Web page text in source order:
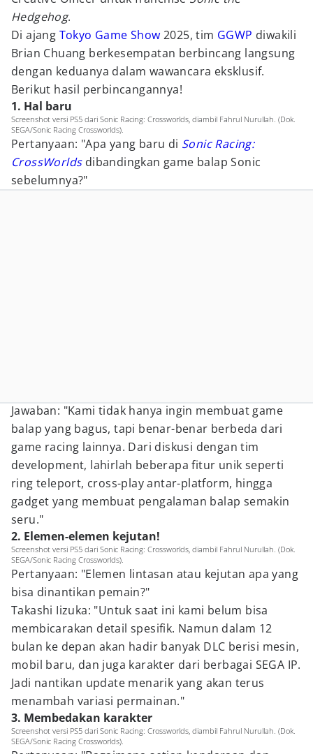
Hedgehog.
Di ajang Tokyo Game Show 2025, tim GGWP diwakili
Brian Chuang berkesempatan berbincang langsung
dengan keduanya dalam wawancara eksklusif.
Berikut hasil perbincangannya!
1. Hal baru
Screenshot versi PS5 dari Sonic Racing: Crossworlds, diambil Fahrul Nurullah. (Dok.
SEGA/Sonic Racing Crossworlds).
Pertanyaan: "Apa yang baru di Sonic Racing:
CrossWorldsdibandingkan game balap Sonic
sebelumnya?"
Jawaban: "Kami tidak hanya ingin membuat game
balap yang bagus, tapi benar-benar berbeda dari
game racing lainnya. Dari diskusi dengan tim
development, lahirlah beberapa fitur unik seperti
ring teleport, cross-play antar-platform, hingga
gadget yang membuat pengalaman balap semakin
seru."
2. Elemen-elemen kejutan!
Screenshot versi PS5 dari Sonic Racing: Crossworlds, diambil Fahrul Nurullah. (Dok.
SEGA/Sonic Racing Crossworlds).
Pertanyaan: "Elemen lintasan atau kejutan apa yang
bisa dinantikan pemain?"
Takashi Iizuka: "Untuk saat ini kami belum bisa
membicarakan detail spesifik. Namun dalam 12
bulan ke depan akan hadir banyak DLC berisi mesin,
mobil baru, dan juga karakter dari berbagai SEGA IP.
Jadi nantikan update menarik yang akan terus
menambah variasi permainan."
3. Membedakan karakter
Screenshot versi PS5 dari Sonic Racing: Crossworlds, diambil Fahrul Nurullah. (Dok.
SEGA/Sonic Racing Crossworlds).